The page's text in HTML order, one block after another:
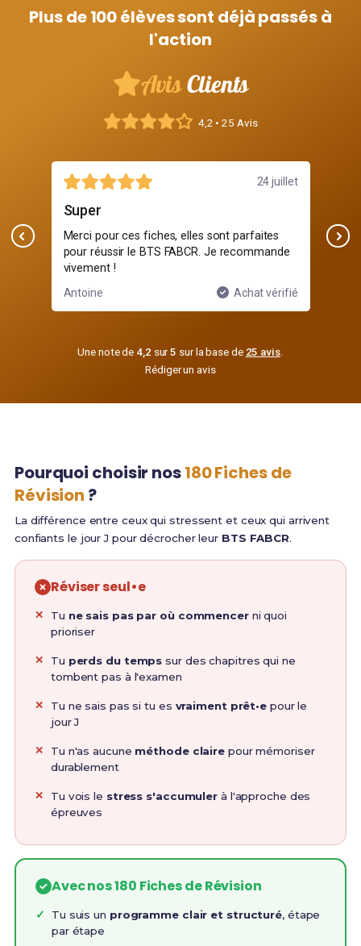
Plus de 100 élèves sont déjà passés à
l'action
AvisClients
4,2 • 25 Avis
24 juillet
Super
Merci pour ces fiches, elles sont parfaites
pour réussir le BTS FABCR. Je recommande
vivement !
Antoine Achat vérifié
Une note de 4,2 sur5 sur la base de 25 avis.
Rédiger un avis
Pourquoi choisir nos180 Fiches de
Révision ?
La différence entre ceux qui stressent et ceux qui arrivent
confiants le jour J pour décrocher leur BTS FABCR.
Réviser seul•e
Tu ne sais pas par où commencerni quoi
prioriser
Tu perds du temps sur des chapitres qui ne
tombent pas à l'examen
Tu ne sais pas si tu es vraiment prêt•e pour le
jour J
Tu n'as aucune méthode claire pour mémoriser
durablement
Tu vois le stress s'accumuler à l'approche des
épreuves
Avec nos 180 Fiches de Révision
Tu suis un programme clair et structuré, étape
par étape